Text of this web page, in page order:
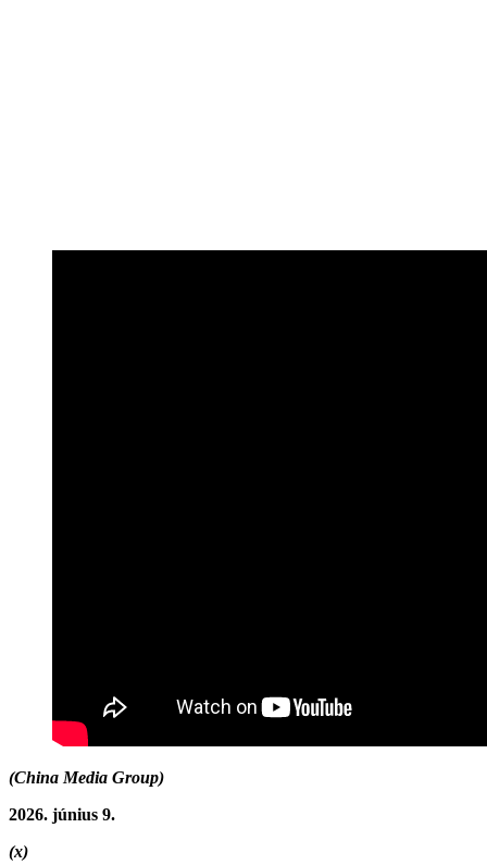
(China Media Group)
2026. június 9.
(x)